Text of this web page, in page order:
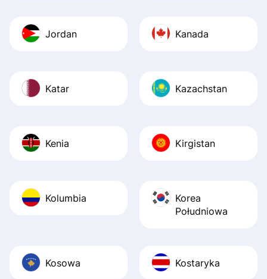
Jordan Kanada
Katar Kazachstan
Kenia Kirgistan
Kolumbia
Korea
Południowa
Kosowa Kostaryka